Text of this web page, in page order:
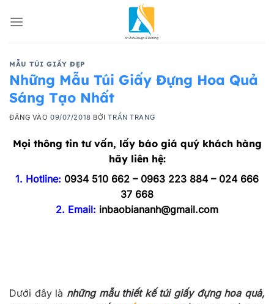
qua
MẪU TÚI GIẤY ĐẸP
Những Mẫu Túi Giấy Đựng Hoa Quả
Sáng Tạo Nhất
ĐĂNG VÀO09/07/2018 BỞITRẦN TRANG
Mọi thông tin tư vấn, lấy báo giá quý khách hàng
hãy liên hệ:
1. Hotline: 0934 510 662 – 0963 223 884 – 024 666
37 668
2. Email: inbaobiananh@gmail.com
Dưới đây là những mẫu thiết kế túi giấy đựng hoa quả,